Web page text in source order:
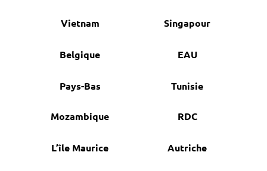
Vietnam
Belgique
Pays-Bas
Singapour
EAU
Tunisie
Mozambique
L’île Maurice
RDC
Autriche